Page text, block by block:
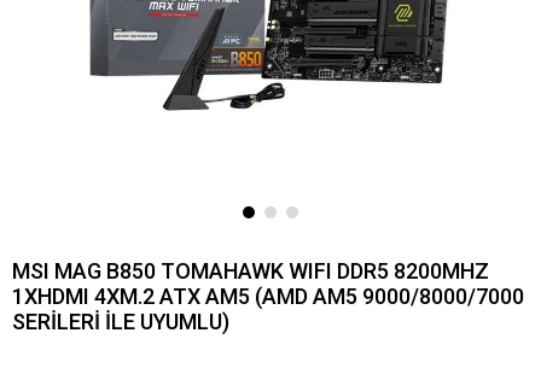
MSI MAG B850 TOMAHAWK WIFI DDR5 8200MHZ
1XHDMI 4XM.2 ATX AM5 (AMD AM5 9000/8000/7000
SERİLERİ İLE UYUMLU)